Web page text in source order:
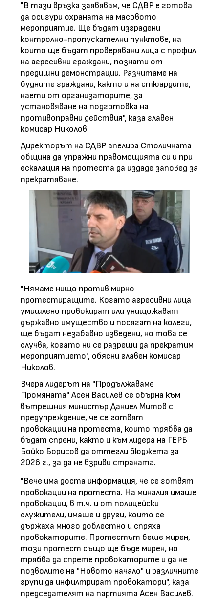
"В тази връзка заявявам, че СДВР е готова
да осигури охраната на масовото
мероприятие. Ще бъдат изградени
контролно-пропускателни пунктове, на
които ще бъдат проверявани лица с профил
на агресивни граждани, познати от
предишни демонстрации. Разчитаме на
будните граждани, както и на стюардите,
наети от организаторите, за
установяване на подготовка на
противоправни действия", каза главен
комисар Николов.
Директорът на СДВР апелира Столичната
община да упражни правомощията си и при
ескалация на протеста да издаде заповед за
прекратяване.
"Нямаме нищо против мирно
протестиращите. Когато агресивни лица
умишлено провокират или унищожават
държавно имущество и посягат на колеги,
ще бъдат незабавно изведени, но това се
случва, когато ни се разреши да прекратим
мероприятието", обясни главен комисар
Николов.
Вчера лидерът на "Продължаваме
Промяната" Асен Василев се обърна към
вътрешния министър Даниел Митов с
предупреждение, че се готвят
провокации на протеста, които трябва да
бъдат спрени, както и към лидера на ГЕРБ
Бойко Борисов да оттегли бюджета за
2026 г., за да не взриви страната.
"Вече има доста информация, че се готвят
провокации на протеста. На миналия имаше
провокации, в т.ч. и от полицейски
служители, имаше и други, които се
държаха много доблестно и спряха
провокаторите. Протестът беше мирен,
този протест също ще бъде мирен, но
трябва да спрете провокаторите и да не
позволите на "Новото начало" и различните
групи да инфилтрират провокатори", каза
председателят на партията Асен Василев.